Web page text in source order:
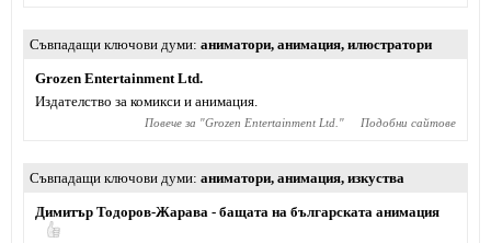
Съвпадащи ключови думи аниматори, анимация, илюстратори
Grozen Entertainment Ltd.
Издателство за комикси и анимация.
Повече за "Grozen Entertainment Ltd. " Подобни сайтове
Съвпадащи ключови думи аниматори, анимация, изкуства
Димитър Тодоров-Жарава - бащата на българската анимация